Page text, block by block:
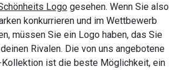
Logogesehen. Wenn Sie also
konkurrieren und im Wettbewerb
müssen Sie ein Logo haben, das Sie
Rivalen. Die von uns angebotene
ist die beste Möglichkeit, ein